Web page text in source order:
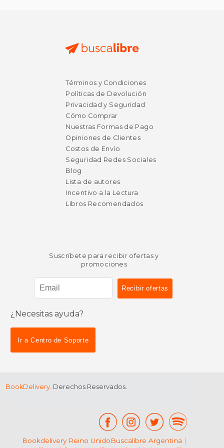
Términos y Condiciones
Políticas de Devolución
Privacidad y Seguridad
Cómo Comprar
Nuestras Formas de Pago
Opiniones de Clientes
Costos de Envío
Seguridad Redes Sociales
Blog
Lista de autores
Incentivo a la Lectura
Libros Recomendados
Suscríbete para recibir ofertas y
promociones
¿Necesitas ayuda?
Ir a Centro de Soporte
BookDelivery. Derechos Reservados.
Bookdelivery Reino UnidoBuscalibre Argentina |